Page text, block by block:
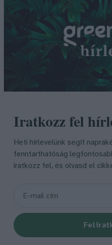
Iratkozz fel
Heti hírlevelünk segít
fenntarthatóság
iratkozz fel, és olvasd el